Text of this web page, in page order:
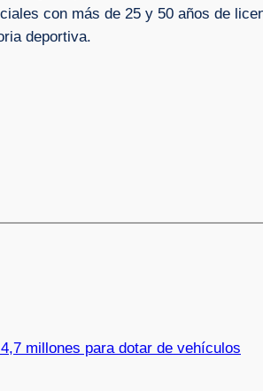
con más de 25 y 50 años de
deportiva.
millones para dotar de vehículos